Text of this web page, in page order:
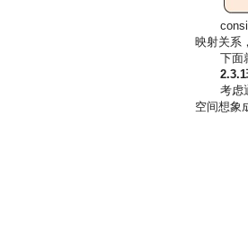
映射关系
下面
2.3.1
考虑
空间想象